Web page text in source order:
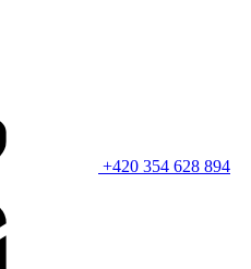
+420 354 628 894